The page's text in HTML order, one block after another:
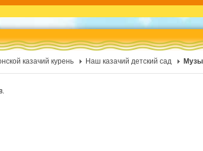
казачий курень Наш казачий детский сад